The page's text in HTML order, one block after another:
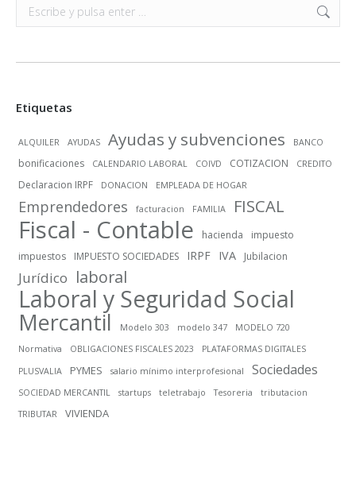
Buscar:
Etiquetas
ALQUILER AYUDAS Ayudas y subvenciones BANCO
bonificaciones CALENDARIO LABORAL COIVD COTIZACION CREDITO
Declaracion IRPF DONACION EMPLEADA DE HOGAR
Emprendedores facturacion FAMILIA FISCAL
Fiscal - Contable hacienda
impuesto
impuestos
IMPUESTO SOCIEDADES IRPF IVA Jubilacion
Jurídico laboral
Laboral y Seguridad Social
Mercantil Modelo 303 modelo 347
MODELO 720
Normativa
OBLIGACIONES FISCALES 2023
PLATAFORMAS DIGITALES
PLUSVALIA
PYMES salario mínimo interprofesional Sociedades
SOCIEDAD MERCANTIL startups teletrabajo Tesoreria
tributacion
TRIBUTAR
VIVIENDA